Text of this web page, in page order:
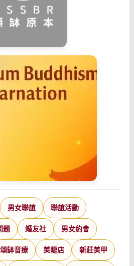
男女聯誼 聯誼活動
題 婚友社 男女約會
頌缽音療 美睫店 新莊美甲